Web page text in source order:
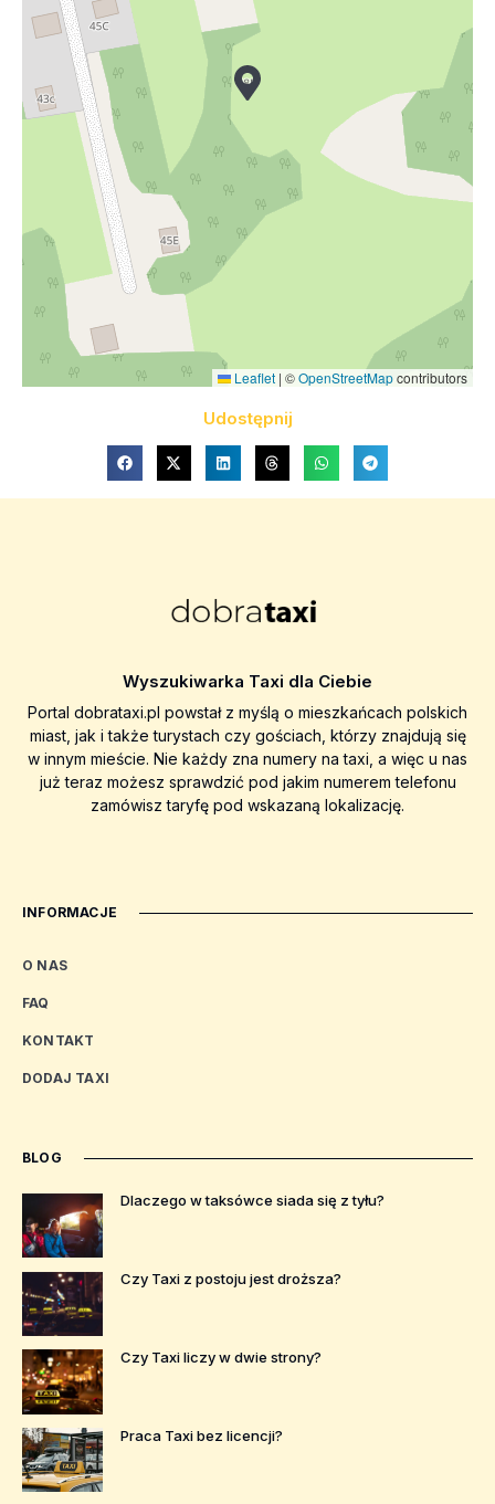
Leaflet | ©OpenStreetMapcontributors
Udostępnij
Wyszukiwarka Taxi dla Ciebie
Portal dobrataxi.pl powstał z myślą o mieszkańcach polskich
miast, jak i także turystach czy gościach, którzy znajdują się
w innym mieście. Nie każdy zna numery na taxi, a więc u nas
już teraz możesz sprawdzić pod jakim numerem telefonu
zamówisz taryfę pod wskazaną lokalizację.
INFORMACJE
O NAS
FAQ
KONTAKT
DODAJ TAXI
BLOG
Dlaczego w taksówce siada się z tyłu?
Czy Taxi z postoju jest droższa?
Czy Taxi liczy w dwie strony?
Praca Taxi bez licencji?